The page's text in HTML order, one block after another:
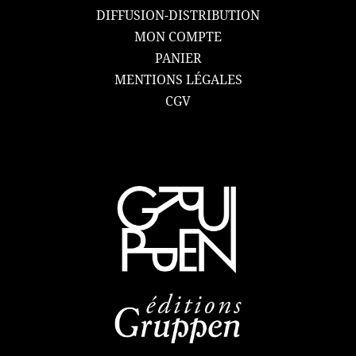
DIFFUSION-DISTRIBUTION
MON COMPTE
PANIER
MENTIONS LÉGALES
CGV